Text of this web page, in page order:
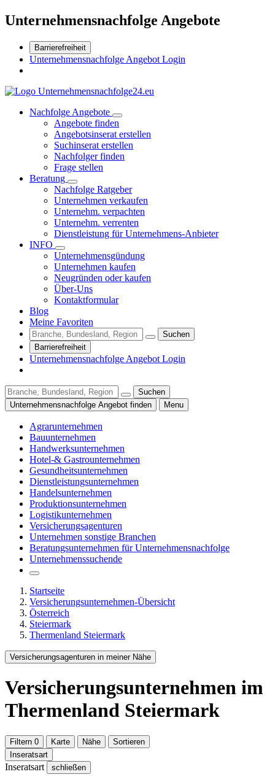
Unternehmensnachfolge Angebote
Barrierefreiheit
Unternehmensnachfolge Angebot Login
Nachfolge Angebote
Angebote finden
Angebotsinserat erstellen
Suchinserat erstellen
Nachfolger finden
Frage stellen
Beratung
Nachfolge Ratgeber
Unternehmen verkaufen
Unternehm. verpachten
Unternehm. verrenten
Dienstleistung für Unternehmens-Anbieter
INFO
Unternehmensgündung
Unternehmen kaufen
Neugründen oder kaufen
Über-Uns
Kontaktformular
Blog
Meine Favoriten
Suchen
Barrierefreiheit
Unternehmensnachfolge Angebot Login
Suchen
Unternehmensnachfolge Angebot finden
Menu
Agrarunternehmen
Bauunternehmen
Handwerksunternehmen
Hotel-& Gastrounternehmen
Gesundheitsunternehmen
Dienstleistungsunternehmen
Handelsunternehmen
Produktionsunternehmen
Logistikunternehmen
Versicherungsagenturen
Unternehmen sonstige Branchen
Beratungsunternehmen für Unternehmensnachfolge
Unternehmenssuchende
Startseite
Versicherungsunternehmen-Übersicht
Österreich
Steiermark
Thermenland Steiermark
Versicherungsagenturen in meiner Nähe
Versicherungsunternehmen im
Thermenland Steiermark
Filtern 0 Karte Nähe
Sortieren
Inseratsart
Inseratsart schließen